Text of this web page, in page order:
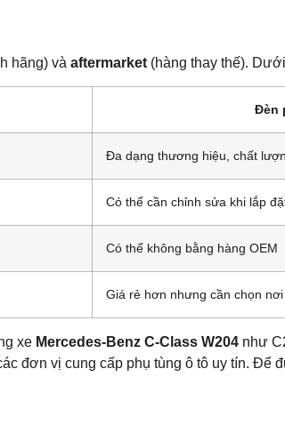
hãng) và aftermarket (hàng thay thế).
Đèn
Đa dạng thương hiệu, chất
Có thể cần chỉnh sửa khi lắp
Có thể không bằng hàng OEM
Giá rẻ hơn nhưng cần chọn
xe Mercedes-Benz C-Class W204 như
đơn vị cung cấp phụ tùng ô tô uy tín. Để